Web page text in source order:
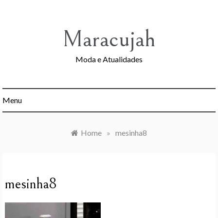
Maracujah
Moda e Atualidades
Menu
Home » mesinha8
mesinha8